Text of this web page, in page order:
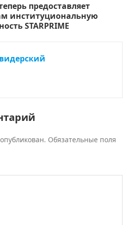
предоставляет
институциональную
STARPRIME
Обязательные поля